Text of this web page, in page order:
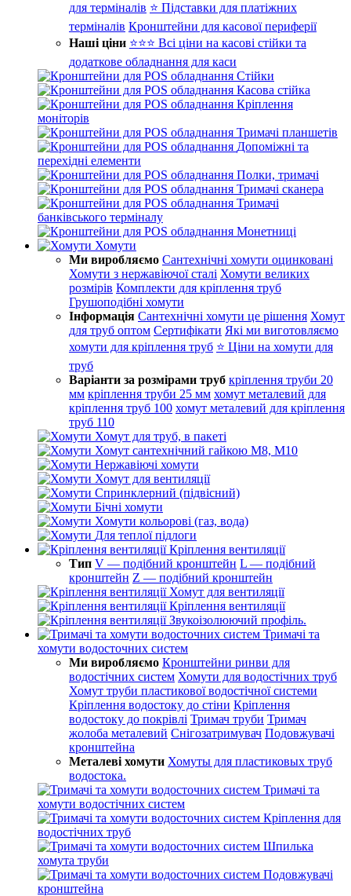
для терміналів ⭐ Підставки для платіжних
терміналів Кронштейни для касової периферії
Наші ціни ⭐⭐⭐ Всі ціни на касові стійки та
додаткове обладнання для каси
Стійки
Касова стійка
Кріплення
моніторів
Тримачі планшетів
Допоміжні та
перехідні елементи
Полки, тримачі
Тримачі сканера
Тримачі
банківського терміналу
Монетниці
Хомути
Ми виробляємо Сантехнічні хомути оцинковані
Хомути з нержавіючої сталі Хомути великих
розмірів Комплекти для кріплення труб
Грушоподібні хомути
Інформація Сантехнічні хомути це рішення Хомут
для труб оптом Сертифікати Які ми виготовляємо
хомути для кріплення труб ⭐ Ціни на хомути для
труб
Варіанти за розмірами труб кріплення труби 20
мм кріплення труби 25 мм хомут металевий для
кріплення труб 100 хомут металевий для кріплення
труб 110
Хомут для труб, в пакеті
Хомут сантехнічний гайкою М8, М10
Нержавіючі хомути
Хомут для вентиляції
Спринклерний (підвісний)
Бічні хомути
Хомути кольорові (газ, вода)
Для теплої підлоги
Кріплення вентиляції
Тип V — подібний кронштейн L — подібний
кронштейн Z — подібний кронштейн
Хомут для вентиляції
Кріплення вентиляції
Звукоізолюючий профіль.
Тримачі та
хомути водосточних систем
Ми виробляємо Кронштейни ринви для
водостічних систем Хомути для водостічних труб
Хомут труби пластикової водостічної системи
Кріплення водостоку до стіни Кріплення
водостоку до покрівлі Тримач труби Тримач
жолоба металевий Снігозатримувач Подовжувачі
кронштейна
Металеві хомути Хомуты для пластиковых труб
водостока.
Тримачі та
хомути водостічних систем
Кріплення для
водостічних труб
Шпилька
хомута труби
Подовжувачі
кронштейна